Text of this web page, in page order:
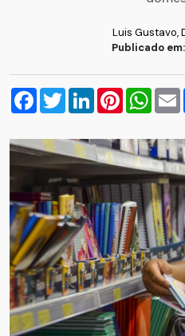
Luis Gustavo,
Publicado
Facebook
TwitterLinkedInPinterest